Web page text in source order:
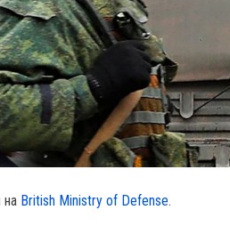
на British Ministry of Defense.